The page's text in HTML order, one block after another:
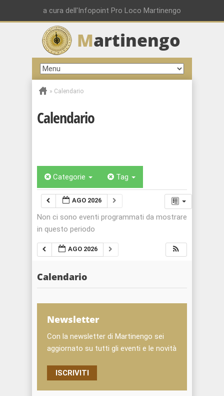
a cura dell'Infopoint Pro Loco Martinengo
Martinengo
» Calendario
Calendario
Categorie Tag
AGO 2026
Non ci sono eventi programmati da mostrare
in questo periodo
AGO 2026
Calendario
Newsletter
Con la newsletter di Martinengo sei
aggiornato su tutti gli eventi e le novità
ISCRIVITI